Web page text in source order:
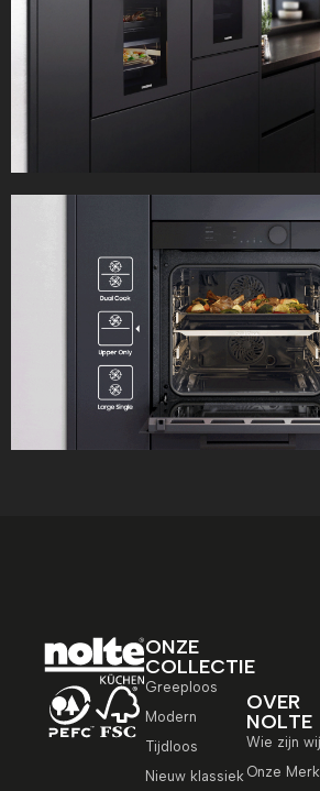
ONZE
COLLECTIE
Greeploos
Modern
Tijdloos
Nieuw klassiek
OVER
NOLTE
Wie zijn wij
Onze